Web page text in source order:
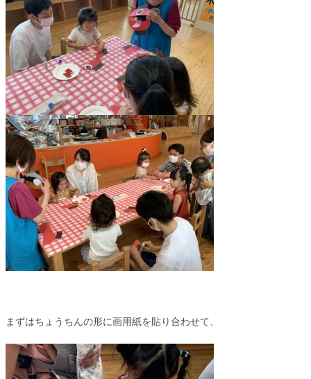
まずはちょうちんの形に画用紙を貼り合わせて、